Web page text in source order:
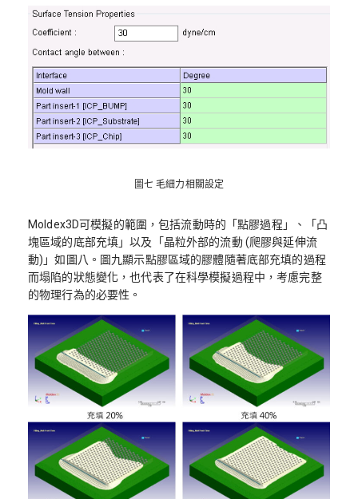
圖七 毛細力相關設定
Moldex3D可模擬的範圍，包括流動時的「點膠過程」、「凸
塊區域的底部充填」以及「晶粒外部的流動 (爬膠與延伸流
動)」如圖八。圖九顯示點膠區域的膠體隨著底部充填的過程
而塌陷的狀態變化，也代表了在科學模擬過程中，考慮完整
的物理行為的必要性。